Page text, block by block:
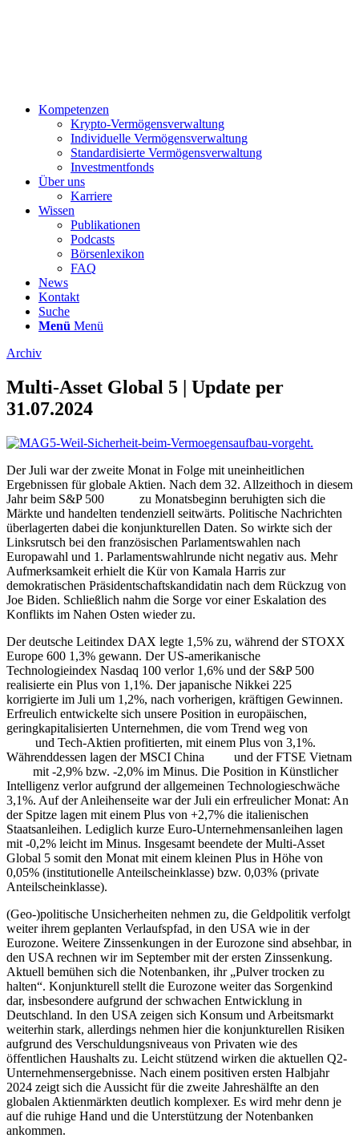
Kompetenzen
Krypto-Vermögensverwaltung
Individuelle Vermögensverwaltung
Standardisierte Vermögensverwaltung
Investmentfonds
Über uns
Karriere
Wissen
Publikationen
Podcasts
Börsenlexikon
FAQ
News
Kontakt
Suche
Menü Menü
Archiv
Multi-Asset Global 5 | Update per
31.07.2024
Der Juli war der zweite Monat in Folge mit uneinheitlichen
Ergebnissen für globale Aktien. Nach dem 32. Allzeithoch in diesem
Jahr beim S&P 500
zu Monatsbeginn beruhigten sich die
Märkte und handelten tendenziell seitwärts. Politische Nachrichten
überlagerten dabei die konjunkturellen Daten. So wirkte sich der
Linksrutsch bei den französischen Parlamentswahlen nach
Europawahl und 1. Parlamentswahlrunde nicht negativ aus. Mehr
Aufmerksamkeit erhielt die Kür von Kamala Harris zur
demokratischen Präsidentschaftskandidatin nach dem Rückzug von
Joe Biden. Schließlich nahm die Sorge vor einer Eskalation des
Konflikts im Nahen Osten wieder zu.
Der deutsche Leitindex DAX legte 1,5% zu, während der STOXX
Europe 600 1,3% gewann. Der US-amerikanische
Technologieindex Nasdaq 100 verlor 1,6% und der S&P 500
realisierte ein Plus von 1,1%. Der japanische Nikkei 225
korrigierte im Juli um 1,2%, nach vorherigen, kräftigen Gewinnen.
Erfreulich entwickelte sich unsere Position in europäischen,
geringkapitalisierten Unternehmen, die vom Trend weg von
und Tech-Aktien profitierten, mit einem Plus von 3,1%.
Währenddessen lagen der MSCI China
und der FTSE Vietnam
mit -2,9% bzw. -2,0% im Minus. Die Position in Künstlicher
Intelligenz verlor aufgrund der allgemeinen Technologieschwäche
3,1%. Auf der Anleihenseite war der Juli ein erfreulicher Monat: An
der Spitze lagen mit einem Plus von +2,7% die italienischen
Staatsanleihen. Lediglich kurze Euro-Unternehmensanleihen lagen
mit -0,2% leicht im Minus. Insgesamt beendete der Multi-Asset
Global 5 somit den Monat mit einem kleinen Plus in Höhe von
0,05% (institutionelle Anteilscheinklasse) bzw. 0,03% (private
Anteilscheinklasse).
(Geo-)politische Unsicherheiten nehmen zu, die Geldpolitik verfolgt
weiter ihrem geplanten Verlaufspfad, in den USA wie in der
Eurozone. Weitere Zinssenkungen in der Eurozone sind absehbar, in
den USA rechnen wir im September mit der ersten Zinssenkung.
Aktuell bemühen sich die Notenbanken, ihr „Pulver trocken zu
halten“. Konjunkturell stellt die Eurozone weiter das Sorgenkind
dar, insbesondere aufgrund der schwachen Entwicklung in
Deutschland. In den USA zeigen sich Konsum und Arbeitsmarkt
weiterhin stark, allerdings nehmen hier die konjunkturellen Risiken
aufgrund des Verschuldungsniveaus von Privaten wie des
öffentlichen Haushalts zu. Leicht stützend wirken die aktuellen Q2-
Unternehmensergebnisse. Nach einem positiven ersten Halbjahr
2024 zeigt sich die Aussicht für die zweite Jahreshälfte an den
globalen Aktienmärkten deutlich komplexer. Es wird mehr denn je
auf die ruhige Hand und die Unterstützung der Notenbanken
ankommen.